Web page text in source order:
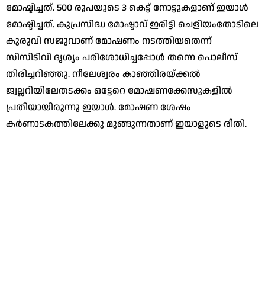
മോഷ്ടിച്ചത്. 500 രൂപയുടെ 3 കെട്ട് നോട്ടുകളാണ് ഇയാൾ
മോഷ്ടിച്ചത്. കുപ്രസിദ്ധ മോഷ്ടാവ് ഇരിട്ടി ചെളിയംതോടിലെ
കുരുവി സജുവാണ് മോഷണം നടത്തിയതെന്ന്
സിസിടിവി ദൃശ്യം പരിശോധിച്ചപ്പോൾ തന്നെ പൊലീസ്
തിരിച്ചറിഞ്ഞു. നീലേശ്വരം കാഞ്ഞിരയ്ക്കൽ
ജ്വല്ലറിയിലേതടക്കം ഒട്ടേറെ മോഷണക്കേസുകളിൽ
പ്രതിയായിരുന്നു ഇയാൾ. മോഷണ ശേഷം
കർണാടകത്തിലേക്കു മുങ്ങുന്നതാണ്‌ ഇയാളുടെ രീതി.